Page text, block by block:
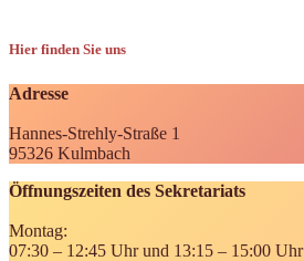
Hier finden Sie uns
Adresse
Hannes-Strehly-Straße 1
95326 Kulmbach
Öffnungszeiten des Sekretariats
Montag:
07:30 – 12:45 Uhr und 13:15 – 15:00 Uhr